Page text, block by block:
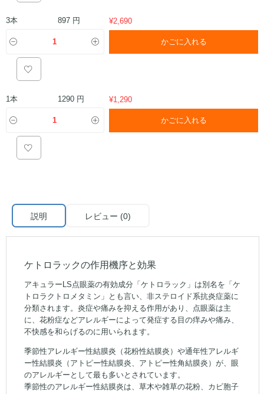
3本 897 円 ¥2,690
かごに入れる
1本 1290 円 ¥1,290
かごに入れる
説明 レビュー (0)
ケトロラックの作用機序と効果
アキュラーLS点眼薬の有効成分「ケトロラック」は別名を「ケ
トロラクトロメタミン」とも言い、非ステロイド系抗炎症薬に
分類されます。炎症や痛みを抑える作用があり、点眼薬は主
に、花粉症などアレルギーによって発症する目の痒みや痛み、
不快感を和らげるのに用いられます。
季節性アレルギー性結膜炎（花粉性結膜炎）や通年性アレルギ
ー性結膜炎（アトピー性結膜炎、アトピー性角結膜炎）が、眼
のアレルギーとして最も多いとされています。
季節性のアレルギー性結膜炎は、草木や雑草の花粉、カビ胞子